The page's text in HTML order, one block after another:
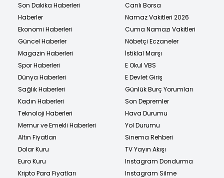
Son Dakika Haberleri
Haberler
Ekonomi Haberleri
Güncel Haberler
Magazin Haberleri
Spor Haberleri
Dünya Haberleri
Sağlık Haberleri
Kadın Haberleri
Teknoloji Haberleri
Memur ve Emekli Haberleri
Altın Fiyatları
Dolar Kuru
Euro Kuru
Kripto Para Fiyatları
Canlı Borsa
Namaz Vakitleri 2026
Cuma Namazı Vakitleri
Nöbetçi Eczaneler
İstiklal Marşı
E Okul VBS
E Devlet Giriş
Günlük Burç Yorumları
Son Depremler
Hava Durumu
Yol Durumu
Sinema Rehberi
TV Yayın Akışı
Instagram Dondurma
Instagram Silme